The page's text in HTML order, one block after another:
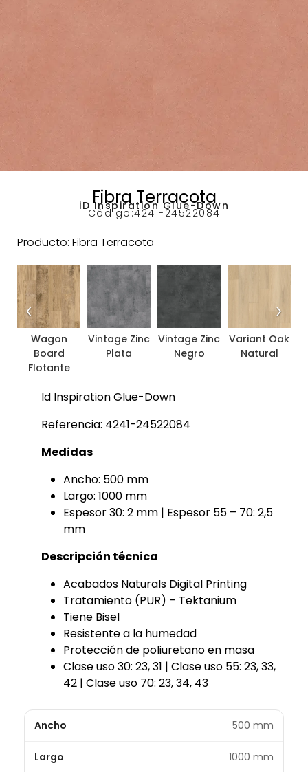
Fibra Terracota
iD Inspiration Glue-Down
Código:4241-24522084
Producto: Fibra Terracota
Wagon
Board
Flotante
Vintage Zinc
Plata
Vintage Zinc
Negro
Variant Oak
Natural
‹ ›
Id Inspiration Glue-Down
Referencia: 4241-24522084
Medidas
Ancho: 500 mm
Largo: 1000 mm
Espesor 30: 2 mm | Espesor 55 – 70: 2,5
mm
Descripción técnica
Acabados Naturals Digital Printing
Tratamiento (PUR) – Tektanium
Tiene Bisel
Resistente a la humedad
Protección de poliuretano en masa
Clase uso 30: 23, 31 | Clase uso 55: 23, 33,
42 | Clase uso 70: 23, 34, 43
Ancho 500 mm
Largo 1000 mm